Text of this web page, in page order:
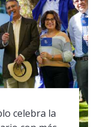
celebra la